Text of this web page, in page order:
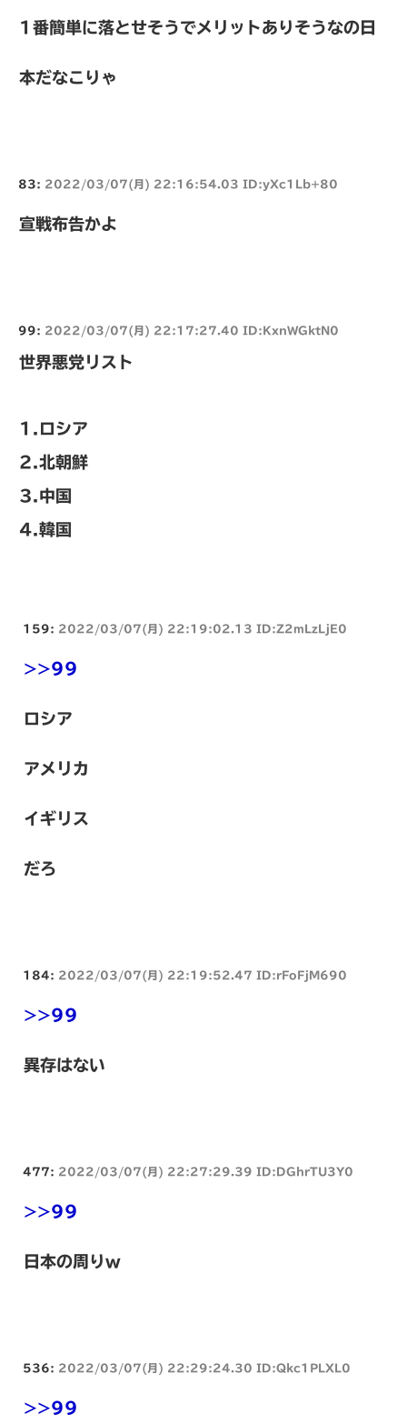
1番簡単に落とせそうでメリットありそうなの日
本だなこりゃ
83: 2022/03/07(月) 22:16:54.03 ID:yXc1Lb+80
宣戦布告かよ
99: 2022/03/07(月) 22:17:27.40 ID:KxnWGktN0
世界悪党リスト
1.ロシア
2.北朝鮮
3.中国
4.韓国
159: 2022/03/07(月) 22:19:02.13 ID:Z2mLzLjE0
>>99
ロシア
アメリカ
イギリス
だろ
184: 2022/03/07(月) 22:19:52.47 ID:rFoFjM690
>>99
異存はない
477: 2022/03/07(月) 22:27:29.39 ID:DGhrTU3Y0
>>99
日本の周りw
536: 2022/03/07(月) 22:29:24.30 ID:Qkc1PLXL0
>>99